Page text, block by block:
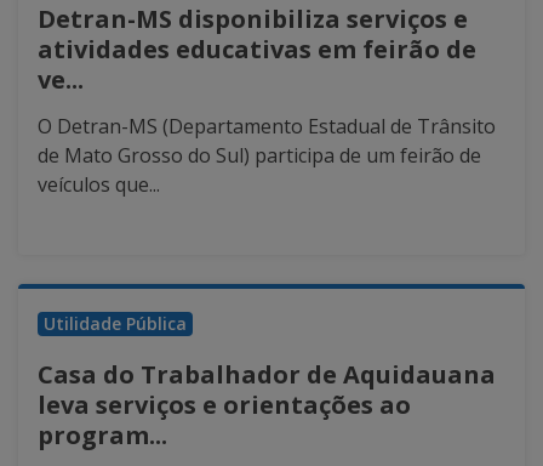
Detran-MS disponibiliza serviços e
atividades educativas em feirão de
ve...
O Detran-MS (Departamento Estadual de Trânsito
de Mato Grosso do Sul) participa de um feirão de
veículos que...
Utilidade Pública
Casa do Trabalhador de Aquidauana
leva serviços e orientações ao
program...